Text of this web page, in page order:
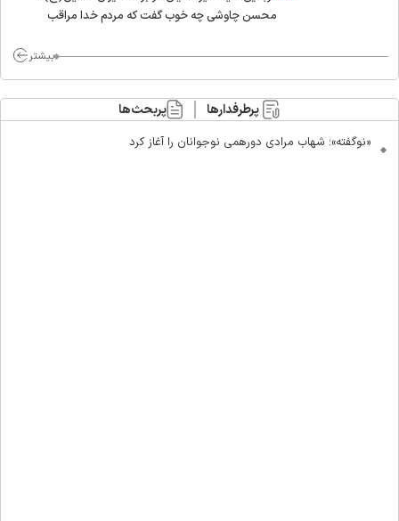
محسن چاوشی چه خوب گفت که مردم خدا مراقب
بیشتر
پرطرفدارها پربحث‌ها
«نوگفته»؛ شهاب مرادی دورهمی نوجوانان را آغاز کرد